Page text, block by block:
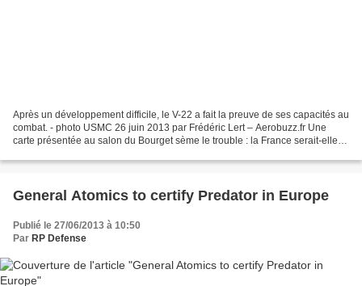
Après un développement difficile, le V-22 a fait la preuve de ses capacités au
combat. - photo USMC 26 juin 2013 par Frédéric Lert – Aerobuzz.fr Une
carte présentée au salon du Bourget sème le trouble : la France serait-elle
General Atomics to certify Predator in Europe
Publié le 27/06/2013 à 10:50
Par RP Defense